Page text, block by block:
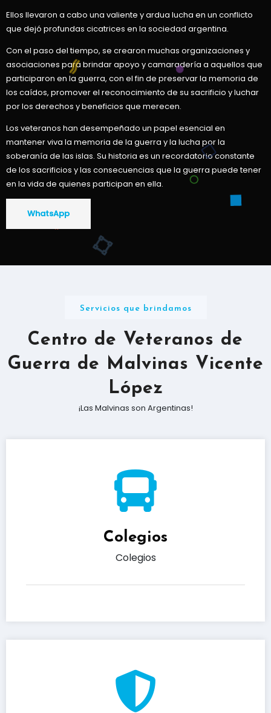
Ellos llevaron a cabo una valiente y ardua lucha en un conflicto
que dejó profundas cicatrices en la sociedad argentina.
Con el paso del tiempo, se crearon muchas organizaciones y
asociaciones para brindar apoyo y camaradería a aquellos que
participaron en la guerra, con el fin de preservar la memoria de
los caídos, promover el reconocimiento de su sacrificio y luchar
por los derechos y beneficios que merecen.
Los veteranos han desempeñado un papel esencial en
mantener viva la memoria de la guerra y la lucha por la
soberanía de las islas. Su historia es un recordatorio constante
de los sacrificios y las consecuencias que la guerra puede tener
en la vida de quienes participan en ella.
WhatsApp
Servicios que brindamos
Centro de Veteranos de
Guerra de Malvinas Vicente
López
¡Las Malvinas son Argentinas!
Colegios
Colegios